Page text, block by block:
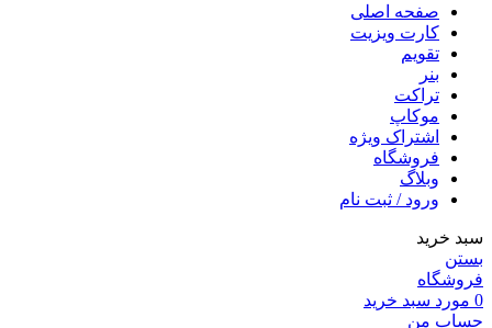
صفحه اصلی
کارت ویزیت
تقویم
بنر
تراکت
موکاپ
اشتراک ویژه
فروشگاه
وبلاگ
ورود / ثبت نام
سبد خرید
بستن
فروشگاه
0 مورد سبد خرید
حساب من